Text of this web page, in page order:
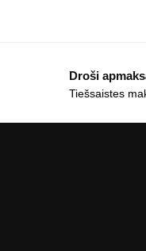
Droši
Tiešsaistes